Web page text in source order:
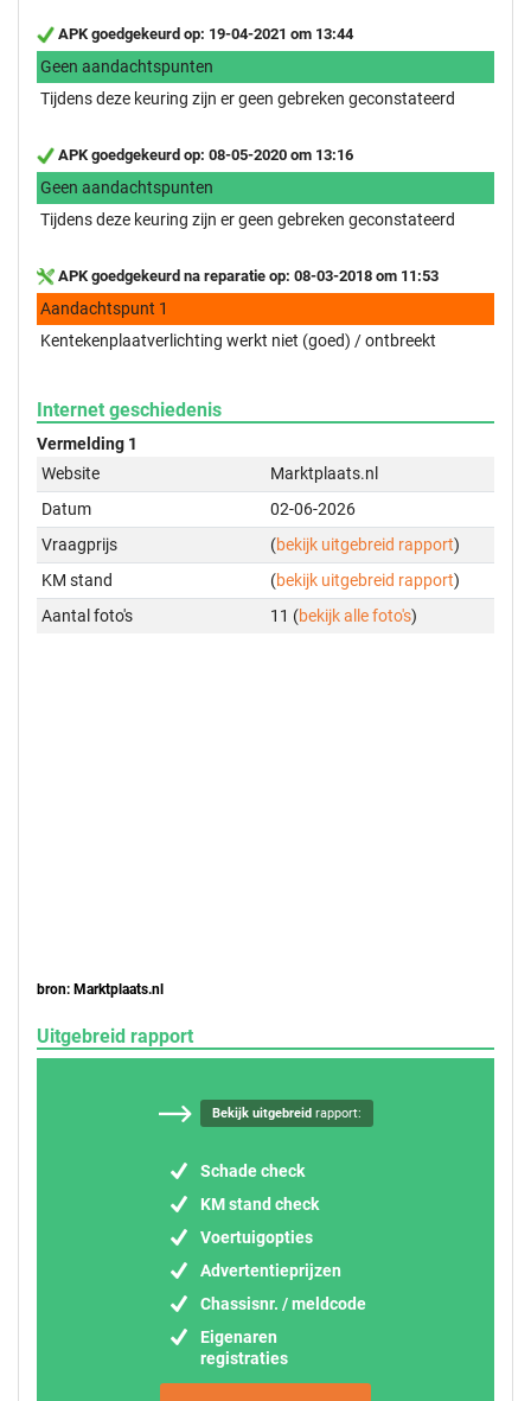
APK goedgekeurd op: 19-04-2021 om 13:44
Geen aandachtspunten
Tijdens deze keuring zijn er geen gebreken geconstateerd
APK goedgekeurd op: 08-05-2020 om 13:16
Geen aandachtspunten
Tijdens deze keuring zijn er geen gebreken geconstateerd
APK goedgekeurd na reparatie op: 08-03-2018 om 11:53
Aandachtspunt 1
Kentekenplaatverlichting werkt niet (goed) / ontbreekt
Internet geschiedenis
Vermelding 1
Website
Marktplaats.nl
Datum
02-06-2026
Vraagprijs
(bekijk uitgebreid rapport)
KM stand
(bekijk uitgebreid rapport)
Aantal foto's
11 (bekijk alle foto's)
bron: Marktplaats.nl
Uitgebreid rapport
Bekijk uitgebreidrapport:
Schade check
KM stand check
Voertuigopties
Advertentieprijzen
Chassisnr. / meldcode
Eigenaren
registraties